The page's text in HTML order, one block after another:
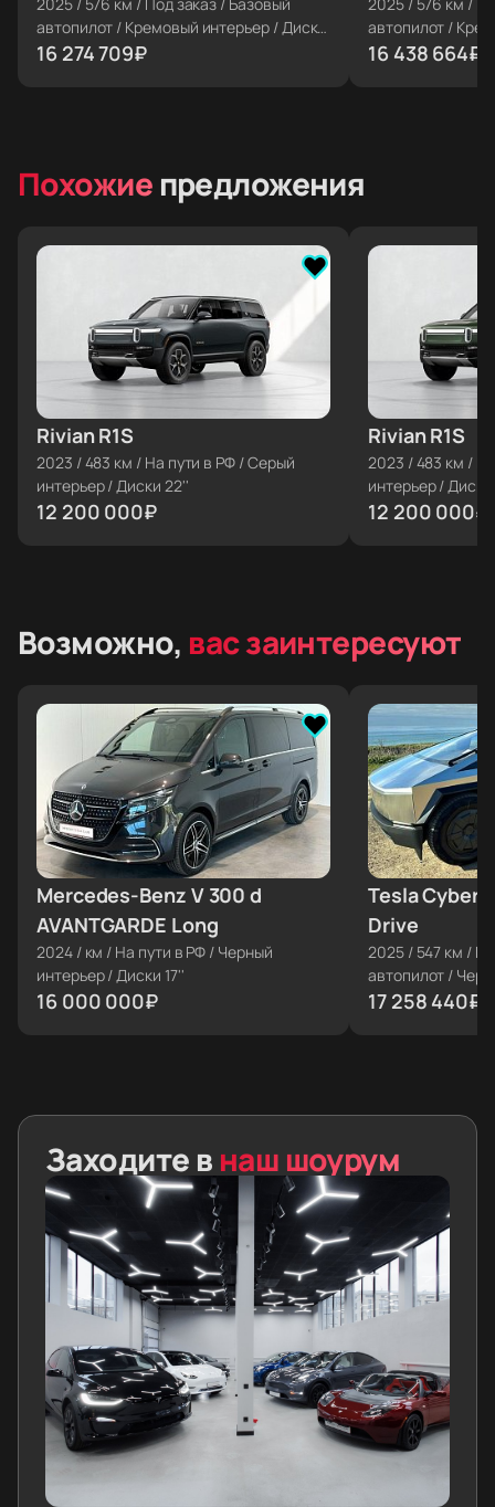
автопилот / Кремовый интерьер/Диски
22''
16 274 709₽
автопилот /
22''
16 438 664₽
Похожие предложения
Rivian R1S
2023 /483 км / На пути в РФ /Серый
интерьер/Диски 22''
12 200 000₽
≈ €122 365 Rivian R1S
2023 /483 км /
интерьер/
12 200 000₽
≈ €122 365
Возможно, вас заинтересуют
Mercedes-Benz V 300 d
AVANTGARDE Long
2024/ км / На пути в РФ / Черный
интерьер/Диски 17''
16 000 000₽
≈ €160 478
Tesla
Drive
2025/ 547 км /
автопилот /
20''
17 258 440₽
≈ €173 100
Заходите в наш шоурум